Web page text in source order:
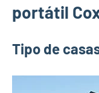
portátil
Tipo de